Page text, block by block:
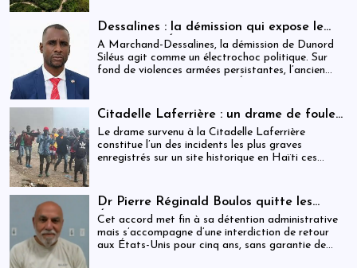
USD) par victime est maintenue, ravivant les
critiques sur la gestion des catastrophes publiques.
Dessalines : la démission qui expose le
silence de l’État
À Marchand-Dessalines, la démission de Dunord
Siléus agit comme un électrochoc politique. Sur
fond de violences armées persistantes, l’ancien
désormais les capacités locales.
Citadelle Laferrière : un drame de foule
ayant fait plus de 25 morts, enquête en
cours et zones d’ombre persistantes
Le drame survenu à la Citadelle Laferrière
constitue l’un des incidents les plus graves
enregistrés sur un site historique en Haïti ces
Dr Pierre Réginald Boulos quitte les
États-Unis pour la Colombie après un
accord migratoire
Cet accord met fin à sa détention administrative
mais s’accompagne d’une interdiction de retour
aux États-Unis pour cinq ans, sans garantie de